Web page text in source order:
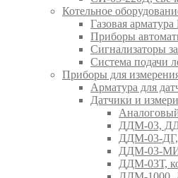
Котельное
Газовая
Приборы
Сигнализаторы
Система подачи
Приборы для
Арматура для
Датчики и
ДДМ-03,
ДДМ-03-ДГ,
ДДМ-03-МИ,
ДДМ-03Т,